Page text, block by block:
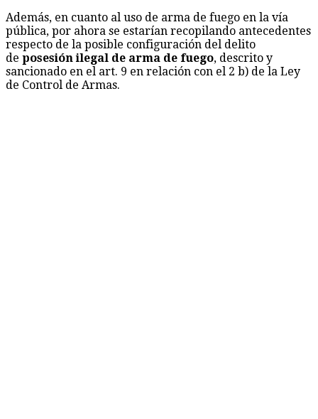
Además, en cuanto al uso de arma de fuego en la vía
pública, por ahora se estarían recopilando antecedentes
respecto de la posible configuración del delito
de posesión ilegal de arma de fuego, descrito y
sancionado en el art. 9 en relación con el 2 b) de la Ley
de Control de Armas.